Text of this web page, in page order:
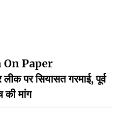
Paper
पर सियासत गरमाई, पूर्व
की मांग